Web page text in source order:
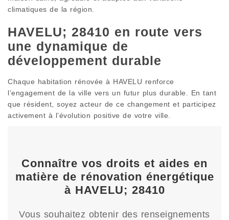
climatiques de la région.
HAVELU; 28410 en route vers
une dynamique de
développement durable
Chaque habitation rénovée à HAVELU renforce
l’engagement de la ville vers un futur plus durable. En tant
que résident, soyez acteur de ce changement et participez
activement à l’évolution positive de votre ville.
Connaître vos droits et aides en
matière de rénovation énergétique
à HAVELU; 28410
Vous souhaitez obtenir des renseignements